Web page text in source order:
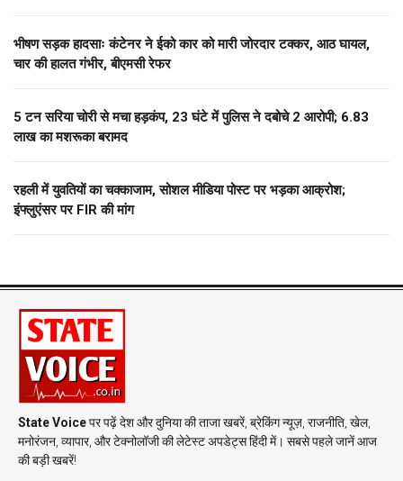
भीषण सड़क हादसाः कंटेनर ने ईको कार को मारी जोरदार टक्कर, आठ घायल,
चार की हालत गंभीर, बीएमसी रेफर
5 टन सरिया चोरी से मचा हड़कंप, 23 घंटे में पुलिस ने दबोचे 2 आरोपी; 6.83
लाख का मशरूका बरामद
रहली में युवतियों का चक्काजाम, सोशल मीडिया पोस्ट पर भड़का आक्रोश;
इंफ्लुएंसर पर FIR की मांग
State Voiceपर पढ़ें देश और दुनिया की ताजा खबरें, ब्रेकिंग न्यूज़, राजनीति, खेल,
मनोरंजन, व्यापार, और टेक्नोलॉजी की लेटेस्ट अपडेट्स हिंदी में। सबसे पहले जानें आज
की बड़ी खबरें!